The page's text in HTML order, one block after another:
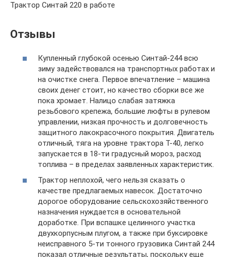
Трактор Синтай 220 в работе
Отзывы
Купленный глубокой осенью Синтай-244 всю
зиму задействовался на транспортных работах и
на очистке снега. Первое впечатление – машина
своих денег стоит, но качество сборки все же
пока хромает. Налицо слабая затяжка
резьбового крепежа, большие люфты в рулевом
управлении, низкая прочность и долговечность
защитного лакокрасочного покрытия. Двигатель
отличный, тяга на уровне трактора Т-40, легко
запускается в 18-ти градусный мороз, расход
топлива – в пределах заявленных характеристик.
Трактор неплохой, чего нельзя сказать о
качестве предлагаемых навесок. Достаточно
дорогое оборудование сельскохозяйственного
назначения нуждается в основательной
доработке. При вспашке целинного участка
двухкорпусным плугом, а также при буксировке
неисправного 5-ти тонного грузовика Синтай 244
показал отличные результаты, поскольку еще